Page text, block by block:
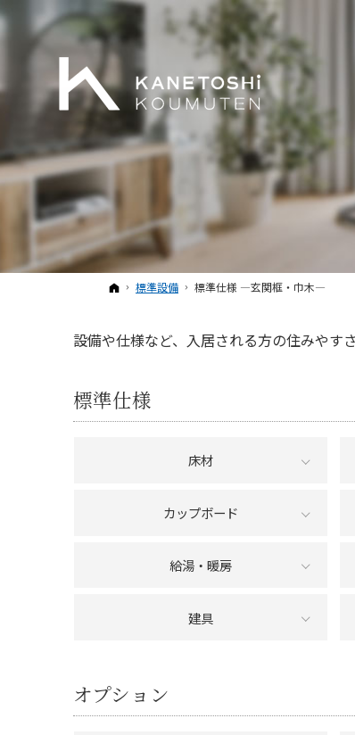
ホーム
標準設備 標準仕様 ―玄関框・巾木―
設備や仕様など、入居される方の住みやす
標準仕様
床材
カップボード
給湯・暖房
建具
オプション